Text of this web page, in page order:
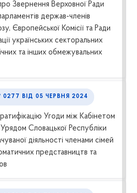
Звернення Верховної Ради
держав-членів
Європейської Комісії та Ради
українських секторальних
та інших обмежувальних
ВІД 05 ЧЕРВНЯ 2024
Угоди між Кабінетом
Урядом Словацької Республіки
діяльності членами сімей
представництв та